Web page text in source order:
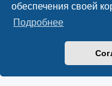
обеспечения своей
Подробнее